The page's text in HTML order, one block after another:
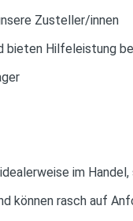
Zusteller/innen
bieten Hilfeleistung
im Handel,
können rasch auf